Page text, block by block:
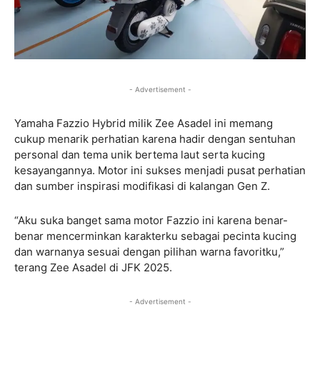
- Advertisement -
Yamaha Fazzio Hybrid milik Zee Asadel ini memang
cukup menarik perhatian karena hadir dengan sentuhan
personal dan tema unik bertema laut serta kucing
kesayangannya. Motor ini sukses menjadi pusat perhatian
dan sumber inspirasi modifikasi di kalangan Gen Z.
“Aku suka banget sama motor Fazzio ini karena benar-
benar mencerminkan karakterku sebagai pecinta kucing
dan warnanya sesuai dengan pilihan warna favoritku,”
terang Zee Asadel di JFK 2025.
- Advertisement -